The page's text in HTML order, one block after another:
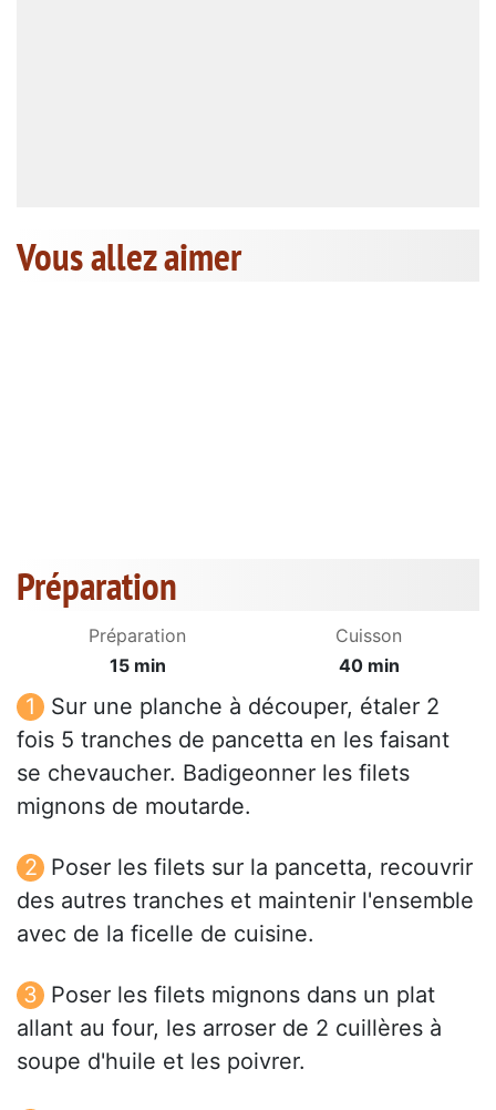
Vous allez aimer
Préparation
Préparation
15 min
Cuisson
40 min
Sur une planche à découper, étaler 2
fois 5 tranches de pancetta en les faisant
se chevaucher. Badigeonner les filets
mignons de moutarde.
Poser les filets sur la pancetta, recouvrir
des autres tranches et maintenir l'ensemble
avec de la ficelle de cuisine.
Poser les filets mignons dans un plat
allant au four, les arroser de 2 cuillères à
soupe d'huile et les poivrer.